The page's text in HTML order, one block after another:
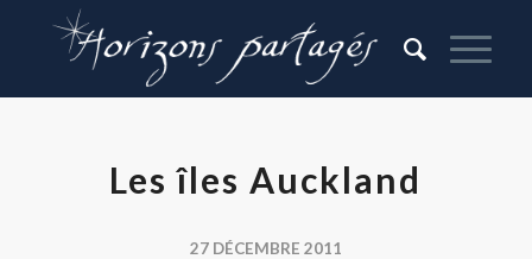
Les îles Auckland
27 DÉCEMBRE 2011